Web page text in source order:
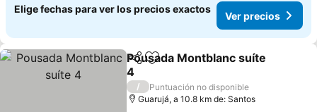
Elige fechas para ver los precios exactos
Ver precios
CompartirAgregar a favoritos
Pousada Montblanc suíte
4
Ver precios
/
Puntuación no disponible
Guarujá, a 10.8 km de: Santos